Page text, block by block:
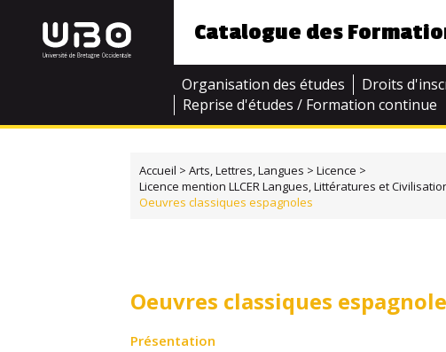
Catalogue des
Organisation des études Droits
Reprise d'études / Formation continue
Accueil Arts, Lettres, Langues
Licence
Licence mention LLCER Langues, Littératures et
Oeuvres classiques espagnoles
Oeuvres classiques
Présentation